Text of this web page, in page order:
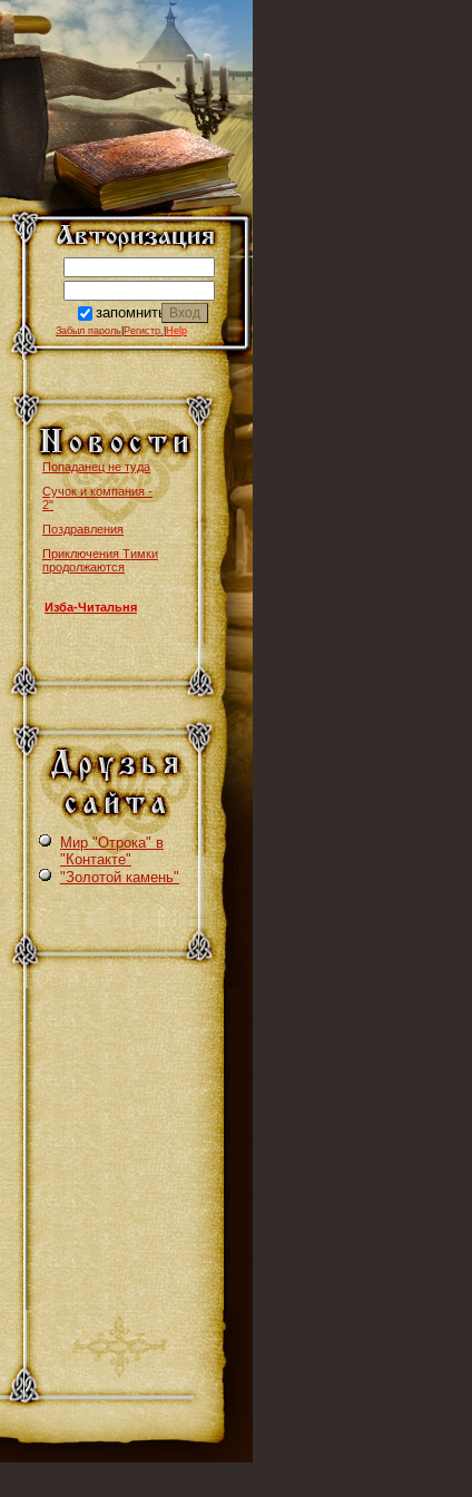
запомнить
Забыл пароль Регистр. Help
Попаданец не туда
Сучок и компания -
2"
Поздравления
Приключения Тимки
продолжаются
Изба-Читальня
Мир "Отрока" в
"Контакте"
"Золотой камень"